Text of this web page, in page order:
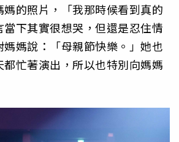
的照片，「我那時候看到真的
下其實很想哭，但還是忍住情
媽說：「母親節快樂。」她也
忙著演出，所以也特別向媽媽